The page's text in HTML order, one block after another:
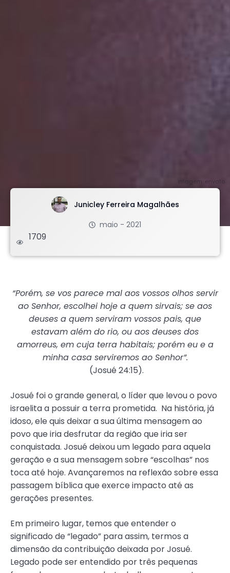
imagem: envato
Junicley Ferreira Magalhães
maio - 2021
1709
“Porém, se vos parece mal aos vossos olhos servir
ao Senhor, escolhei hoje a quem sirvais; se aos
deuses a quem serviram vossos pais, que
estavam além do rio, ou aos deuses dos
amorreus, em cuja terra habitais; porém eu e a
minha casa serviremos ao Senhor”.
(Josué 24:15).
Josué foi o grande general, o líder que levou o povo
israelita a possuir a terra prometida. Na história, já
idoso, ele quis deixar a sua última mensagem ao
povo que iria desfrutar da região que iria ser
conquistada. Josué deixou um legado para aquela
geração e a sua mensagem sobre “escolhas” nos
toca até hoje. Avançaremos na reflexão sobre essa
passagem bíblica que exerce impacto até as
gerações presentes.
Em primeiro lugar, temos que entender o
significado de “legado” para assim, termos a
dimensão da contribuição deixada por Josué.
Legado pode ser entendido por três pequenas